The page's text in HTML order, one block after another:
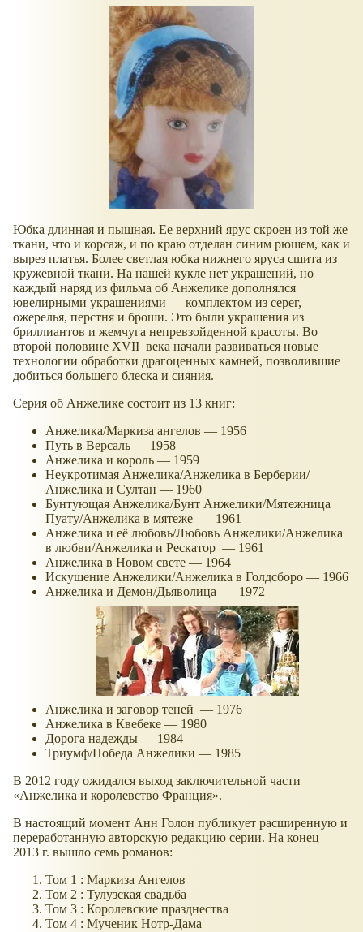
Юбка длинная и пышная. Ее верхний ярус скроен из той же
ткани, что и корсаж, и по краю отделан синим рюшем, как и
вырез платья. Более светлая юбка нижнего яруса сшита из
кружевной ткани. На нашей кукле нет украшений, но
каждый наряд из фильма об Анжелике дополнялся
ювелирными украшениями — комплектом из серег,
ожерелья, перстня и броши. Это были украшения из
бриллиантов и жемчуга непревзойденной красоты. Во
второй половине XVII века начали развиваться новые
технологии обработки драгоценных камней, позволившие
добиться большего блеска и сияния.
Серия об Анжелике состоит из 13 книг:
Анжелика/Маркиза ангелов — 1956
Путь в Версаль — 1958
Анжелика и король — 1959
Неукротимая Анжелика/Анжелика в Берберии/
Анжелика и Султан — 1960
Бунтующая Анжелика/Бунт Анжелики/Мятежница
Пуату/Анжелика в мятеже — 1961
Анжелика и её любовь/Любовь Анжелики/Анжелика
в любви/Анжелика и Рескатор — 1961
Анжелика в Новом свете — 1964
Искушение Анжелики/Анжелика в Голдсборо — 1966
Анжелика и Демон/Дьяволица — 1972
Анжелика и заговор теней — 1976
Анжелика в Квебеке — 1980
Дорога надежды — 1984
Триумф/Победа Анжелики — 1985
В 2012 году ожидался выход заключительной части
«Анжелика и королевство Франция».
В настоящий момент Анн Голон публикует расширенную и
переработанную авторскую редакцию серии. На конец
2013 г. вышло семь романов:
Том 1 : Маркиза Ангелов
Том 2 : Тулузская свадьба
Том 3 : Королевские празднества
Том 4 : Мученик Нотр-Дама